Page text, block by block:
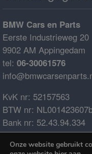
BMW Cars en Parts
Eerste Industrieweg 20
9902 AM Appingedam
tel: 06-30061576
KvK nr: 52157563
BTW nr:
Bank nr: 52.43.94.334
IBAN:
BIC: ABNANL2A
Onze website gebruikt